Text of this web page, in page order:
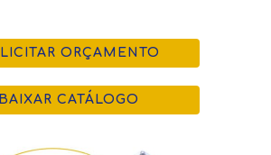
ORÇAMENTO
BAIXAR CATÁLOGO